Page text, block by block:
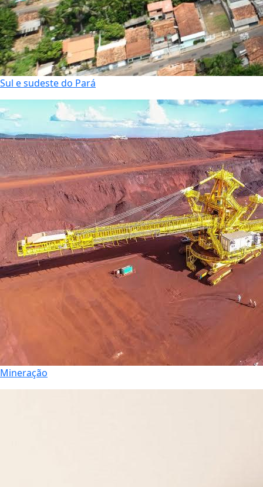
Sul e sudeste do Pará
Mineração